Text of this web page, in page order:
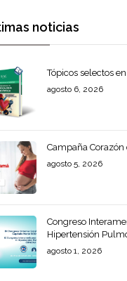
noticias
Tópicos selectos
agosto 6, 2026
Campaña
agosto 5, 2026
Congreso
Hipertensión
agosto 1, 2026